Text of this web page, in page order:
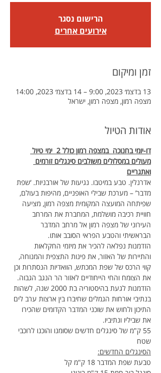
הרישום נסגר
אירועים אחרים
זמן ומיקום
13 בדצמ׳ 2023, 9:00 – 14 בדצמ׳ 2023, 14:00
מצפה רמון, מצפה רמון, ישראל
אודות הטיול
דו-יומי בחנוכה  במצפה רמון כולל 2  ימי טיול
מעולים במסלולים משולבים סינגלים זורמים
ואתגריים
אדרנלין. טבע במיטבו. נגיעות של אורבניות. ‘שפת
מדבר’ – מערכת שבילי האופניים, מהיפות בעולם,
שפיתחה המועצה המקומית מצפה רמון, מציעה
חוויית רכיבה מושלמת, המחברת את המרחב
העירוני של מצפה רמון אל מרחב המדבר
הבראשיתי והטבע הפראי הסובב אותו.
הזדמנות נפלאה להכיר את מיזמי החקלאות
והתיירות של האזור, את פינות התצפית והמנוחה,
קווי הרכס של שפת המכתש, הוואדיות הנסתרות וכן
את הצומח והחי הייחודיים לאזור הר הנגב הגבוה.
הזדמנות לגעת בהיסטוריה בת 2000 שנה, לשהות
בנתיבי אורחות הגמלים שחיברו בין ארצות ערב לים
התיכון ולחוש את שוכני המדבר הקדומים שהכירו
את שביליו ונתיביו.
55 ק"מ של סינגלים חדשים שסומנו והוכנו לרוכבי
שטח
הסינגלים החדשים:
טבעת שפת המדבר 18 ק"מ קל